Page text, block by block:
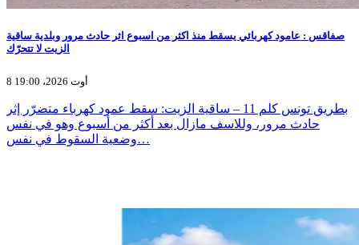
صفاقس : عامود كهربائي يسقط منذ اكثر من اسبوع اثر حادث مرور وبلدية ساقية
الزيت لا تتحرّك
8 أوت 2026، 19:00
بطريق تونس كلم 11 – ساقية الزيت: سقط عمود كهرباء متضرّر إثر
حادث مرور، وللاسف مازال بعد أكثر من أسبوع وهو في نفس
وضعية السقوط في نفس…